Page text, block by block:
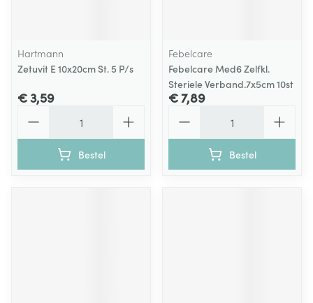
Hartmann
Zetuvit E 10x20cm St. 5 P/s
€ 3,59
Bestel
Febelcare
Febelcare Med6 Zelfkl.
Steriele Verband.7x5cm 10st
€ 7,89
Bestel